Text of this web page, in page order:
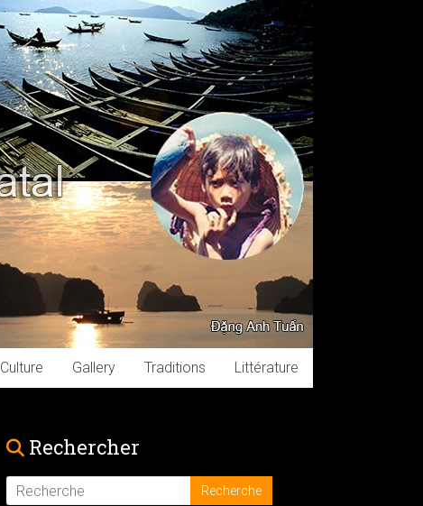
Culture Gallery Traditions Littérature
Rechercher